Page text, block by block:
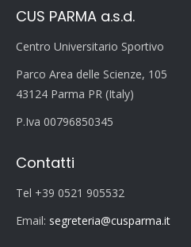
CUS PARMA a.s.d.
Centro Universitario Sportivo
Parco Area delle Scienze, 105
43124 Parma PR (Italy)
P.Iva 00796850345
Contatti
Tel +39 0521 905532
Email: segreteria@cusparma.it